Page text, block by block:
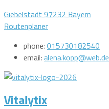
Giebelstadt 97232 Bayern
Routenplaner
phone: 015730182540
email: alena.kopp@web.de
Vitalytix